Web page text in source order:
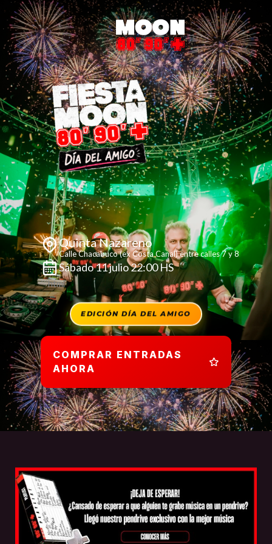
Quinta Nazareno
Calle Chacabuco (ex Costa Canal) entre calles 7 y 8
Sábado 11 julio 22:00 HS
```html
EDICIÓN DÍA DEL AMIGO
COMPRAR ENTRADAS
AHORA
```